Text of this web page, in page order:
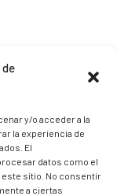
de
y/o acceder a la
la experiencia de
El
datos como el
este sitio. No consentir
a ciertas
de productos ECO
en